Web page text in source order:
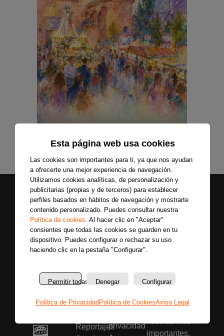
Esta página web usa cookies
Las cookies son importantes para ti, ya que nos ayudan
a ofrecerte una mejor experiencia de navegación.
Utilizamos cookies analíticas, de personalización y
publicitarias (propias y de terceros) para establecer
perfiles basados en hábitos de navegación y mostrarte
contenido personalizado. Puedes consultar nuestra
Política de cookies. Al hacer clic en "Aceptar"
consientes que todas las cookies se guarden en tu
dispositivo. Puedes configurar o rechazar su uso
haciendo clic en la pestaña "Configurar".
Permitir todas Denegar Configurar
Política de Privacidad Política de CookiesAviso Legal
Secciones
noticias
Entrevistas
Reportajes
Sobre
Política
privacidad
Únete a nuestras
redes sociales y
importantes.